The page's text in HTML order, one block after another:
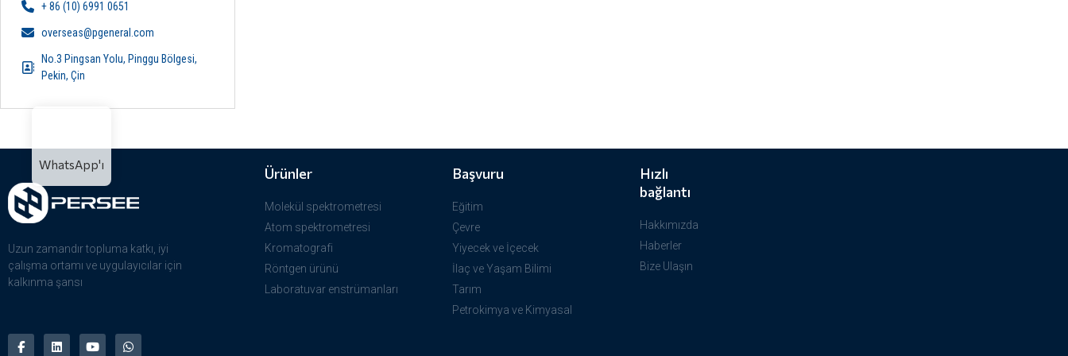
+ 86 (10) 6991 0651
overseas@pgeneral.com
No.3 Pingsan Yolu, Pinggu Bölgesi,
Pekin, Çin
Uzun zamandır topluma katkı, iyi
çalışma ortamı ve uygulayıcılar için
kalkınma şansı
Ürünler
Molekül spektrometresi
Atom spektrometresi
Kromatografi
Röntgen ürünü
Laboratuvar enstrümanları
Başvuru
Eğitim
Çevre
Yiyecek ve İçecek
İlaç ve Yaşam Bilimi
Tarım
Petrokimya ve Kimyasal
Hızlı
bağlantı
Hakkımızda
Haberler
Bize Ulaşın
WhatsApp'ı